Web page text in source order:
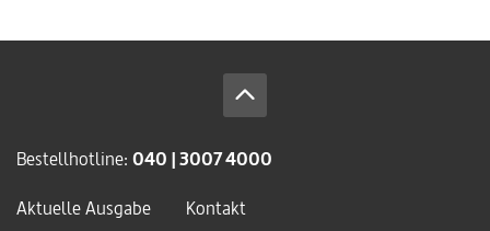
Bestellhotline: 040 | 3007 4000
Aktuelle Ausgabe
Kontakt